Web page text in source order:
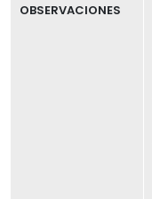
OBSERVACIONES